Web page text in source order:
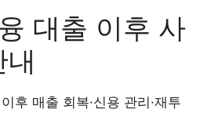
대출 이후 사
후 매출 회복·신용 관리·재투